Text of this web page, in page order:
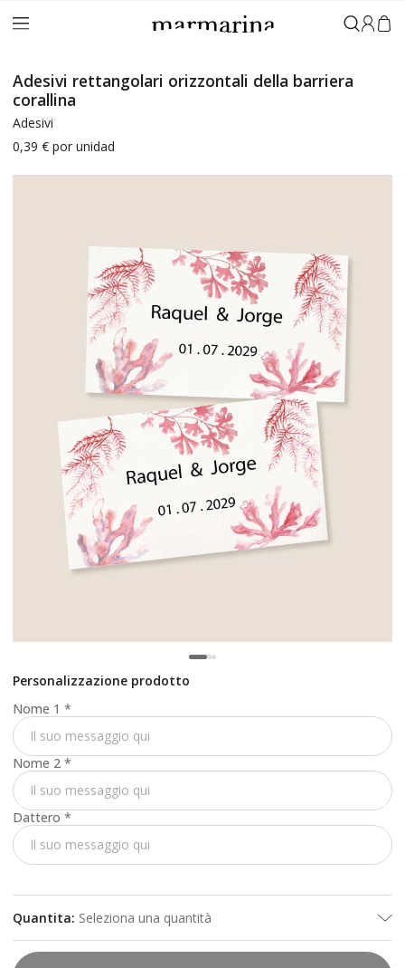
Accedi
Adesivi rettangolari orizzontali della barriera
corallina
Adesivi
0,39 € por unidad
Personalizzazione prodotto
Nome 1 *
Nome 2 *
Dattero *
Quantita: Seleziona una quantità